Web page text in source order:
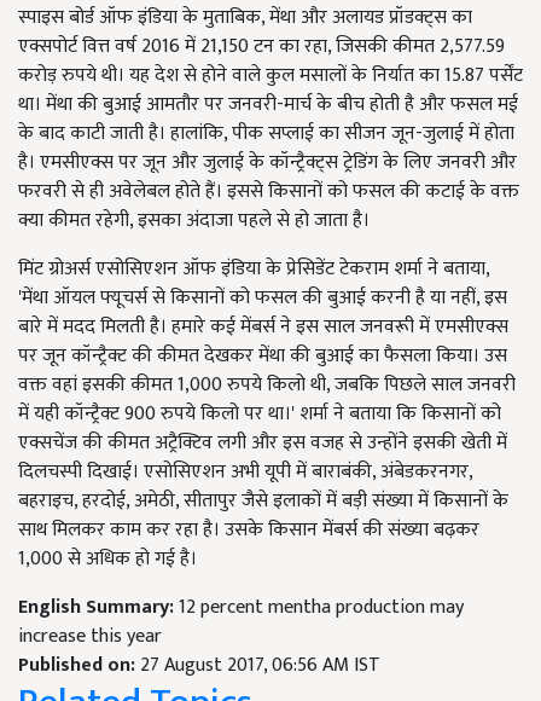
स्पाइस बोर्ड ऑफ इंडिया के मुताबिक, मेंथा और अलायड प्रॉडक्ट्स का
एक्सपोर्ट वित्त वर्ष 2016 में 21,150 टन का रहा, जिसकी कीमत 2,577.59
करोड़ रुपये थी। यह देश से होने वाले कुल मसालों के निर्यात का 15.87 पर्सेंट
था। मेंथा की बुआई आमतौर पर जनवरी-मार्च के बीच होती है और फसल मई
के बाद काटी जाती है। हालांकि, पीक सप्लाई का सीजन जून-जुलाई में होता
है। एमसीएक्स पर जून और जुलाई के कॉन्ट्रैक्ट्स ट्रेडिंग के लिए जनवरी और
फरवरी से ही अवेलेबल होते हैं। इससे किसानों को फसल की कटाई के वक्त
क्या कीमत रहेगी, इसका अंदाजा पहले से हो जाता है।
मिंट ग्रोअर्स एसोसिएशन ऑफ इंडिया के प्रेसिडेंट टेकराम शर्मा ने बताया,
'मेंथा ऑयल फ्यूचर्स से किसानों को फसल की बुआई करनी है या नहीं, इस
बारे में मदद मिलती है। हमारे कई मेंबर्स ने इस साल जनवरूी में एमसीएक्स
पर जून कॉन्ट्रैक्ट की कीमत देखकर मेंथा की बुआई का फैसला किया। उस
वक्त वहां इसकी कीमत 1,000 रुपये किलो थी, जबकि पिछले साल जनवरी
में यही कॉन्ट्रैक्ट 900 रुपये किलो पर था।' शर्मा ने बताया कि किसानों को
एक्सचेंज की कीमत अट्रैक्टिव लगी और इस वजह से उन्होंने इसकी खेती में
दिलचस्पी दिखाई। एसोसिएशन अभी यूपी में बाराबंकी, अंबेडकरनगर,
बहराइच, हरदोई, अमेठी, सीतापुर जैसे इलाकों में बड़ी संख्या में किसानों के
साथ मिलकर काम कर रहा है। उसके किसान मेंबर्स की संख्या बढ़कर
1,000 से अधिक हो गई है।
English Summary:12 percent mentha production may
increase this year
Published on:27 August 2017, 06:56 AM IST